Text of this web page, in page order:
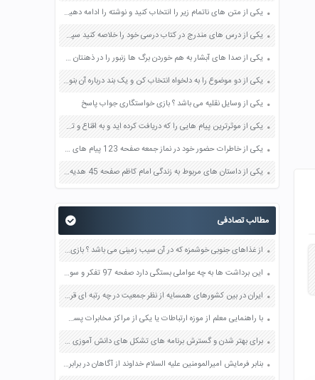
یکی از متن های ناتمام زیر را انتخاب کنید و نوشته را ادامه دهید صفحه 73 و 74 کتاب نگارش فارسی پنجم دبستان
یکی از درس های مندرج در کتاب درسی خود را خلاصه کنید سپس متن خلاصه شده را با بهره گیری از روش های دسته بندی نمودار جدول نقشه مفهومی نشان دهید صفحه 118 نگارش یازدهم
یکی از صدا های آبشار به هم خوردن برگ ها زنبور را در ذهنتان مجسم کنید و درباره آن یک بند بنویسید صفحه 11 نگارش پنجم
یکی از دو موضوع را به دلخواه انتخاب کن و یک بند درباره آن بنویس صفحه 35 کتاب نگارش فارسی سوم
یکی از وسایل نقلیه می باشد ؟ بازی خواستگاری جواب پاسخ
یکی از موثرترین پیام هایی را که دریافت کرده اید و به اقناع و تغییری جدی در شما منجر شده است برسی کنید و علت این تاثیر گذاری قابل توجه را بنویسید صفحه 52 تفکر و سواد رسانه ای دهم
یکی از خاطرات حضور خود در نماز جمعه صفحه 123 پیام های آسمان هفتم
یکی از داستان های مربوط به زندگی امام کاظم صفحه 45 هدیه های آسمان چهارم
مطالب تصادفی
از غذاهای جنوبی خوشمزه که در آن سیب زمینی می باشد ؟ بازی خواستگاری جواب پاسخ
این برداشت ها به چه عواملی بستگی دارد صفحه 97 تفکر و سواد رسانه ای دهم
ایران در بین کشورهای همسایه از نظر جمعیت در چه رتبه ای قرار دارد صفحه 74 مطالعات اجتماعی هفتم
با راهنمایی معلم از موزه ارتباطات یا یکی از مراکز مخابرات پست و ارتباطات در محل زندگیتان بازدید و به طور گروهی گزارشی تهیه کنید صفحه 46 مطالعات اجتماعی هشتم
برای بهتر شدن و گسترش برنامه های تشکل های دانش آموزی در مدرسه خودتان چه پیشنهادی دارید؟ صفحه 11 مطالعات اجتماعی هفتم
بنابر فرمایش امیرالمومنین علیه السلام خداوند از آگاهان در برابر شکم بارگی ستمگران چه عهد و پیمانی گرفته است؟ صفحه 78 پیام های آسمان هفتم